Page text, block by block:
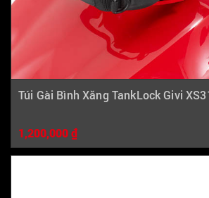
Túi Gài Bình Xăng TankLock Givi
1,200,000 ₫